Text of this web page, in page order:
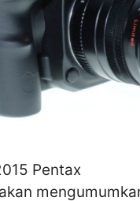
Pentax